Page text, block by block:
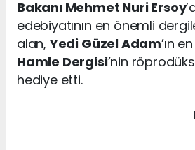
Bakanı Mehmet Nuri Ersoy
edebiyatının en önemli
alan,Yedi Güzel Adam’ın
Hamle Dergisi’nin
hediye etti.